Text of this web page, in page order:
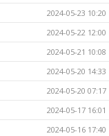
2024-05-23 10:20
2024-05-22 12:00
2024-05-21 10:08
2024-05-20 14:33
2024-05-20 07:17
2024-05-17 16:01
2024-05-16 17:40